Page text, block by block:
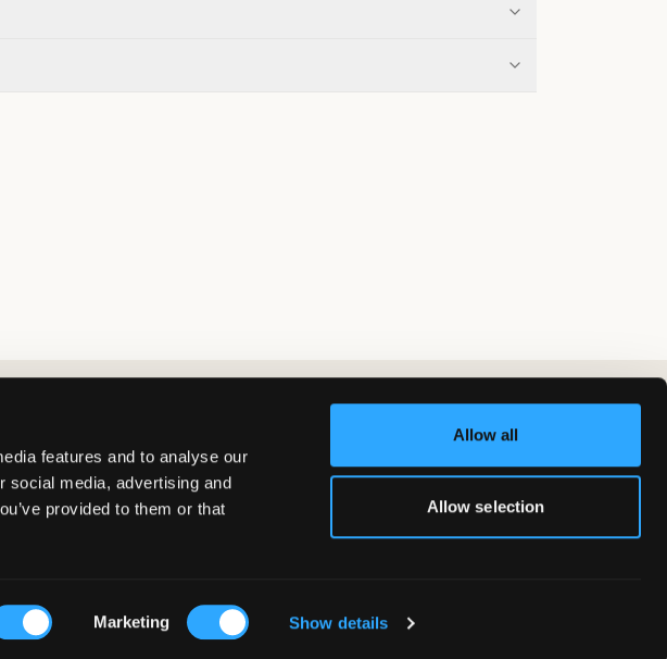
features and to analyse our
social media, advertising and
provided to them or that
Marketing Show details
Allow all
Allow selection
AB